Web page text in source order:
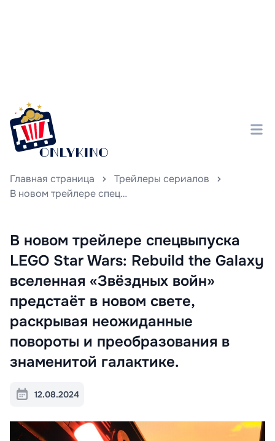
Главная страница
Трейлеры сериалов
В новом трейлере спецвыпуска LEGO Star Wars: Rebuild the Galaxy вселенная «Звёздных войн» предстаёт в новом свете, раскрывая неожиданные повороты и преобразования в знаменитой галактике.
В новом трейлере спецвыпуска
LEGO Star Wars: Rebuild the Galaxy
вселенная «Звёздных войн»
предстаёт в новом свете,
раскрывая неожиданные
повороты и преобразования в
знаменитой галактике.
12.08.2024